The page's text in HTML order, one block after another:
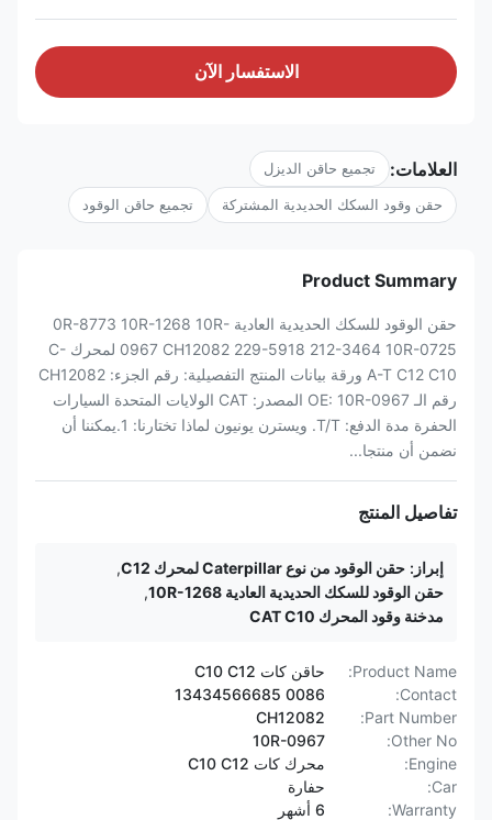
الاستفسار الآن
العلامات: تجميع حاقن الديزل
حقن وقود السكك الحديدية المشتركة تجميع حاقن الوقود
Product Summary
حقن الوقود للسكك الحديدية العادية 0R-8773 10R-1268 10R-
0967 CH12082 229-5918 212-3464 10R-0725 لمحرك C-
A-T C12 C10 ورقة بيانات المنتج التفصيلية: رقم الجزء: CH12082
رقم الـ OE: 10R-0967 المصدر: CAT الولايات المتحدة السيارات
الحفرة مدة الدفع: T/T. ويسترن يونيون لماذا تختارنا: 1.يمكننا أن
نضمن أن منتجا...
تفاصيل المنتج
إبراز: حقن الوقود من نوع Caterpillar لمحرك C12
,
حقن الوقود للسكك الحديدية العادية 10R-1268
,
مدخنة وقود المحرك CAT C10
Product Name:
حاقن كات C10 C12
Contact:
0086 13434566685
Part Number:
CH12082
Other No:
10R-0967
Engine:
محرك كات C10 C12
Car:
حفارة
Warranty:
6 أشهر